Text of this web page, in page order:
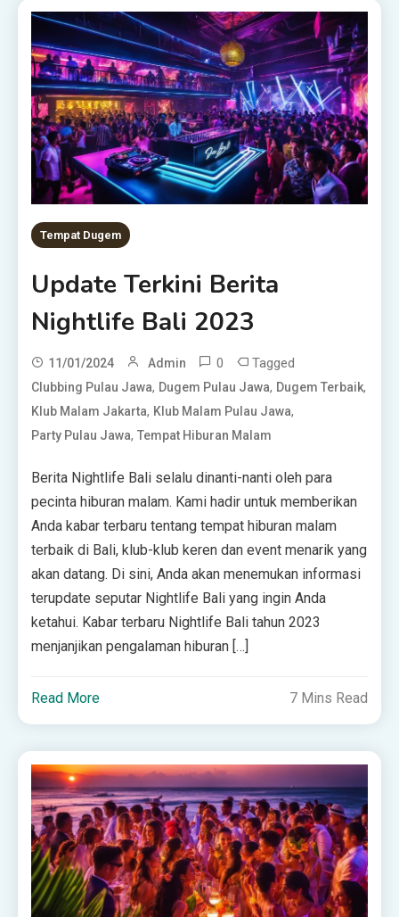
Tempat Dugem
Update Terkini Berita
Nightlife Bali 2023
11/01/2024 Admin 0 Tagged
Clubbing Pulau Jawa, Dugem Pulau Jawa, Dugem Terbaik,
Klub Malam Jakarta, Klub Malam Pulau Jawa,
Party Pulau Jawa,Tempat Hiburan Malam
Berita Nightlife Bali selalu dinanti-nanti oleh para
pecinta hiburan malam. Kami hadir untuk memberikan
Anda kabar terbaru tentang tempat hiburan malam
terbaik di Bali, klub-klub keren dan event menarik yang
akan datang. Di sini, Anda akan menemukan informasi
terupdate seputar Nightlife Bali yang ingin Anda
ketahui. Kabar terbaru Nightlife Bali tahun 2023
menjanjikan pengalaman hiburan […]
Read More 7 Mins Read